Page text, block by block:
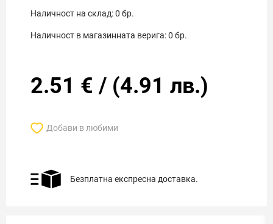
Наличност на склад:0 бр.
Наличност в магазинната верига:0 бр.
2.51 € / (4.91 лв.)
Добави в любими
Безплатна експресна доставка.